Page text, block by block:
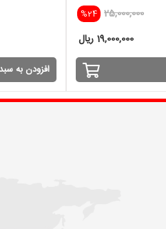
%24 25,000,000
19,000,000 ریال
افزودن به